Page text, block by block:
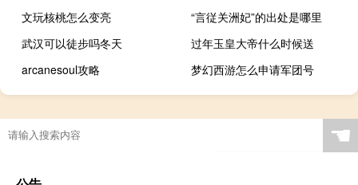
文玩核桃怎么变亮
“言従关洲妃”的出处是哪里
武汉可以徒步吗冬天
过年玉皇大帝什么时候送
arcanesoul攻略
梦幻西游怎么申请军团号
☚